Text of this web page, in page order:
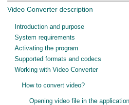
Video Converter description
Introduction and purpose
System requirements
Activating the program
Supported formats and codecs
Working with Video Converter
How to convert video?
Opening video file in the application